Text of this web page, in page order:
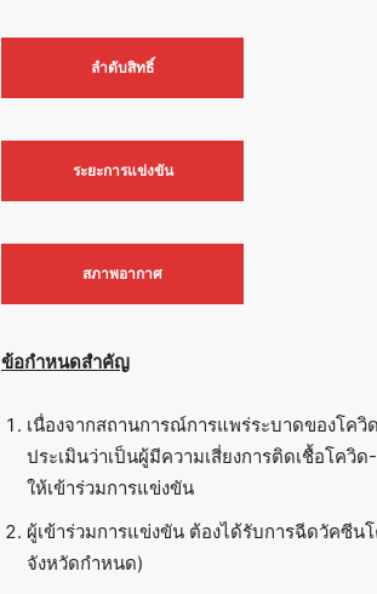
ลำดับสิทธิ์
ระยะการแข่งขัน
สภาพอากาศ
ข้อกำหนดสำคัญ
เนื่องจากสถานการณ์การแพร่ระบาดของโค
ประเมินว่าเป็นผู้มีความเสี่ยงการติดเชื้อโค
ให้เข้าร่วมการแข่งขัน
ผู้เข้าร่วมการแข่งขัน ต้องได้รับการฉีดวัคซี
จังหวัดกำหนด)